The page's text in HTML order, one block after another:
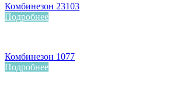
Комбинезон 23103
Подробнее
Комбинезон 1077
Подробнее